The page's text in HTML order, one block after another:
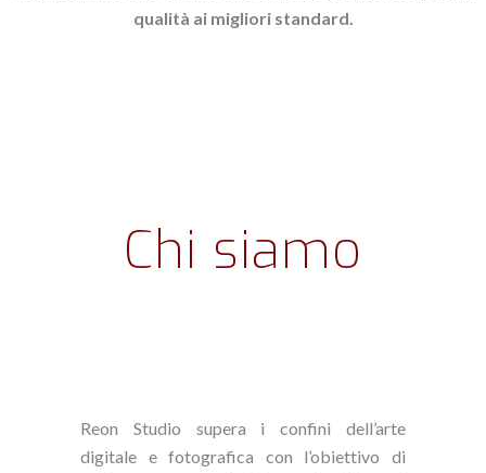
qualità ai migliori standard.
Chi siamo
Reon Studio supera i confini dell’arte
digitale e fotografica con l’obiettivo di